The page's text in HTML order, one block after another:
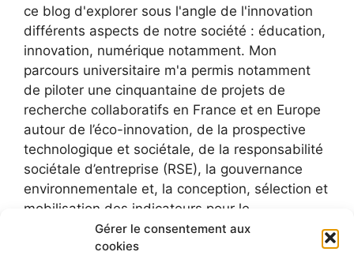
Gérer le consentement aux
cookies
ce blog d'explorer sous l'angle de l'innovation
différents aspects de notre société : éducation,
innovation, numérique notamment. Mon
parcours universitaire m'a permis notamment
de piloter une cinquantaine de projets de
recherche collaboratifs en France et en Europe
autour de l’éco-innovation, de la prospective
technologique et sociétale, de la responsabilité
sociétale d’entreprise (RSE), la gouvernance
environnementale et, la conception, sélection et
mobilisation des indicateurs pour le
développement durable.